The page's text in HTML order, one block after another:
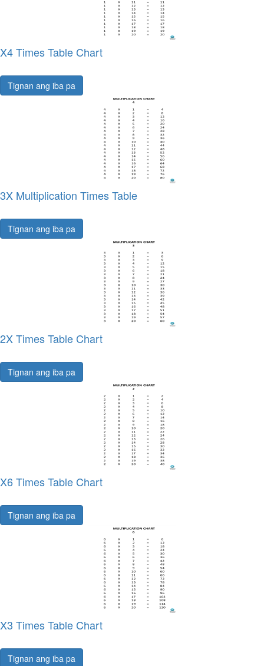
X4 Times Table Chart
Tignan ang iba pa
3X Multiplication Times Table
Tignan ang iba pa
2X Times Table Chart
Tignan ang iba pa
X6 Times Table Chart
Tignan ang iba pa
X3 Times Table Chart
Tignan ang iba pa